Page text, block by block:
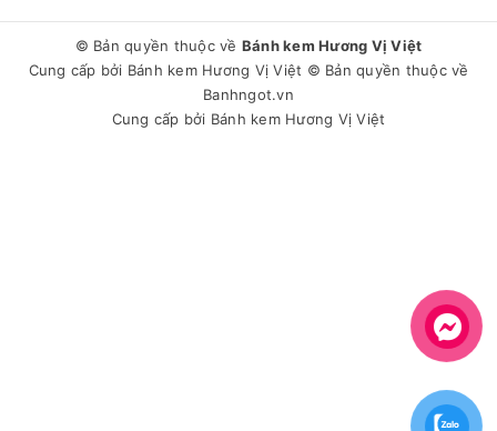
© Bản quyền thuộc về Bánh kem Hương Vị Việt
Cung cấp bởi Bánh kem Hương Vị Việt © Bản quyền thuộc về
Banhngot.vn
Cung cấp bởi Bánh kem Hương Vị Việt